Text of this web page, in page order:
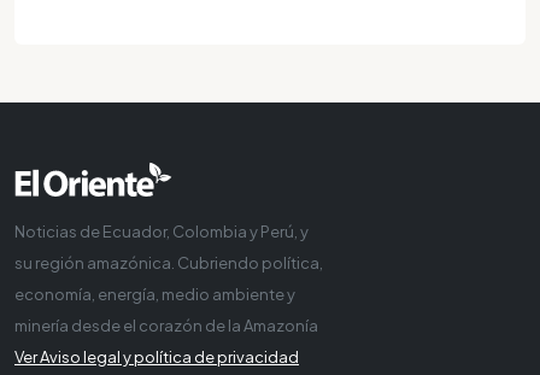
Noticias de Ecuador, Colombia y Perú, y
su región amazónica. Cubriendo política,
economía, energía, medio ambiente y
minería desde el corazón de la Amazonía
Ver Aviso legal y política de privacidad